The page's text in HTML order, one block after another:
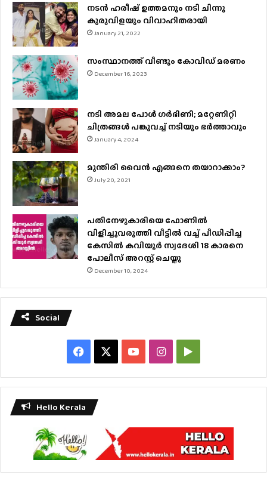
നടന്‍ ഹരീഷ് ഉത്തമനും നടി ചിന്നു
കുരുവിളയും വിവാഹിതരായി
January 21, 2022
സംസ്ഥാനത്ത് വീണ്ടും കോവിഡ് മരണം
December 16, 2023
നടി അമല പോൾ ​ഗർഭിണി; മറ്റേണിറ്റി
ചിത്രങ്ങള്‍ പങ്കുവച്ച് നടിയും ഭർത്താവും
January 4, 2024
മുന്തിരി വൈന്‍ എങ്ങനെ തയാറാക്കാം?
July 20, 2021
പതിനേഴുകാരിയെ ഫോണിൽ
വിളിച്ചുവരുത്തി വീട്ടിൽ വച്ച് പീഡിപ്പിച്ച
കേസിൽ കവിയൂർ സ്വദേശി 18 കാരനെ
പോലീസ് അറസ്റ്റ് ചെയ്തു
December 10, 2024
Social
Facebook YouTubeInstagramGoogle
Play
Hello Kerala